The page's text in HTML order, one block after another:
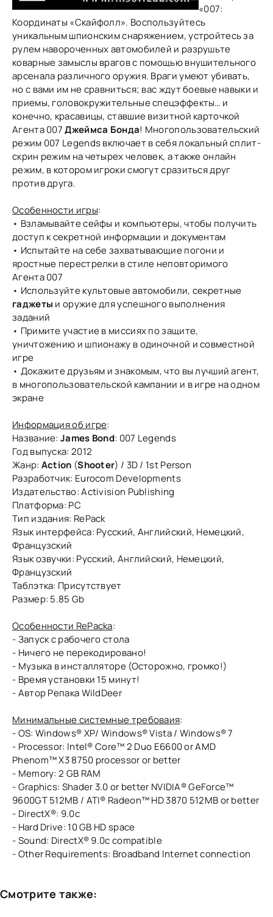
«007:
Координаты «Скайфолл». Воспользуйтесь
уникальным шпионским снаряжением, устройтесь за
рулем навороченных автомобилей и разрушьте
коварные замыслы врагов с помощью внушительного
арсенала различного оружия. Враги умеют убивать,
но с вами им не сравниться; вас ждут боевые навыки и
приемы, головокружительные спецэффекты… и
конечно, красавицы, ставшие визитной карточкой
Агента 007Джеймса Бонда! Многопользовательский
режим 007 Legends включает в себя локальный сплит-
скрин режим на четырех человек, а также онлайн
режим, в котором игроки смогут сразиться друг
против друга.
Особенности игры:
• Взламывайте сейфы и компьютеры, чтобы получить
доступ к секретной информации и документам
• Испытайте на себе захватывающие погони и
яростные перестрелки в стиле неповторимого
Агента 007
• Используйте культовые автомобили, секретные
гаджеты и оружие для успешного выполнения
заданий
• Примите участие в миссиях по защите,
уничтожению и шпионажу в одиночной и совместной
игре
• Докажите друзьям и знакомым, что вы лучший агент,
в многопользовательской кампании и в игре на одном
экране
Информация об игре:
Название: James Bond: 007 Legends
Год выпуска: 2012
Жанр: Action (Shooter) / 3D / 1st Person
Разработчик: Eurocom Developments
Издательство: Activision Publishing
Платформа: PC
Тип издания: RePack
Язык интерфейса: Русский, Английский, Немецкий,
Французский
Язык озвучки: Русский, Английский, Немецкий,
Французский
Таблэтка: Присутствует
Размер: 5.85 Gb
Особенности RePacka:
- Запуск с рабочего стола
- Ничего не перекодировано!
- Музыка в инсталляторе (Осторожно, громко!)
- Время установки 15 минут!
- Автор Репака WildDeer
Минимальные системные требоваия:
- OS: Windows® XP/ Windows® Vista / Windows® 7
- Processor: Intel® Core™ 2 Duo E6600 or AMD
Phenom™ X3 8750 processor or better
- Memory: 2 GB RAM
- Graphics: Shader 3.0 or better NVIDIA® GeForce™
9600GT 512MB / ATI® Radeon™ HD 3870 512MB or better
- DirectX®: 9.0c
- Hard Drive: 10 GB HD space
- Sound: DirectX® 9.0c compatible
- Other Requirements: Broadband Internet connection
Смотрите также: